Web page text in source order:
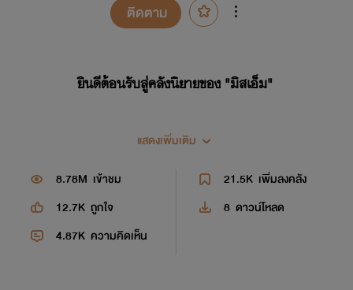
ติดตาม
ยินดีต้อนรับสู่คลังนิยายของ "มิสเอ็ม"
แสดงเพิ่มเติม
8.78M เข้าชม 21.5K เพิ่มลงคลัง
12.7K ถูกใจ 8 ดาวน์โหลด
4.87K ความคิดเห็น